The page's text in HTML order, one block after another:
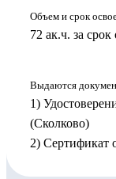
Объем и срок
72 ак.ч. за
Выдаются
1)
(Сколково)
2) Сертификат